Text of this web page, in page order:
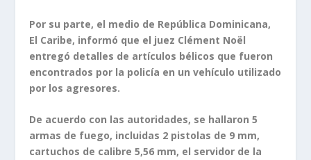
Por su parte, el medio de República Dominicana,
El Caribe, informó que el juez Clément Noël
entregó detalles de artículos bélicos que fueron
encontrados por la policía en un vehículo utilizado
por los agresores.
De acuerdo con las autoridades, se hallaron 5
armas de fuego, incluidas 2 pistolas de 9 mm,
cartuchos de calibre 5,56 mm, el servidor de la